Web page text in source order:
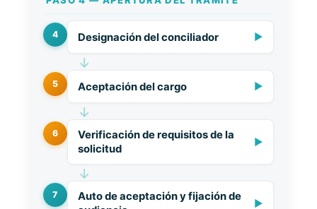
4 Designación del conciliador ▶
↓
5 Aceptación del cargo ▶
↓
6
Verificación de requisitos de la
solicitud
▶
↓
7
Auto de aceptación y fijación de
▶